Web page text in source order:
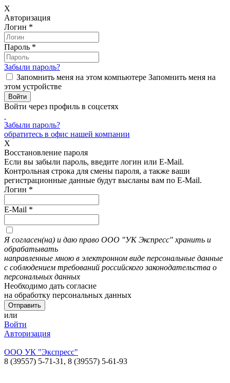
X
Авторизация
Логин *
Пароль *
Забыли пароль?
Запомнить меня на этом компьютере Запомнить меня на
этом устройстве
Войти через профиль в соцсетях
Забыли пароль?
обратитесь в офис нашей компании
X
Восстановление пароля
Если вы забыли пароль, введите логин или E-Mail.
Контрольная строка для смены пароля, а также ваши
регистрационные данные будут высланы вам по E-Mail.
Логин *
E-Mail *
Я согласен(на) и даю право ООО "УК Экспресс" хранить и
обрабатывать
направленные мною в электронном виде персональные данные
с соблюдением требований российского законодательства о
персональных данных
Необходимо дать согласие
на обработку персональных данных
или
Войти
Авторизация
ООО УК "Экспресс"
8 (39557) 5-71-31, 8 (39557) 5-61-93